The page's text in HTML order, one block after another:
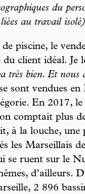
du
au travail isolé)
piscine, le
du client idéal. Je
très bien. Et nous
sont vendues en
En 2017,
comptait plus
à la louche,
les Marseillais
se ruent sur le
d’ailleurs.
2 896